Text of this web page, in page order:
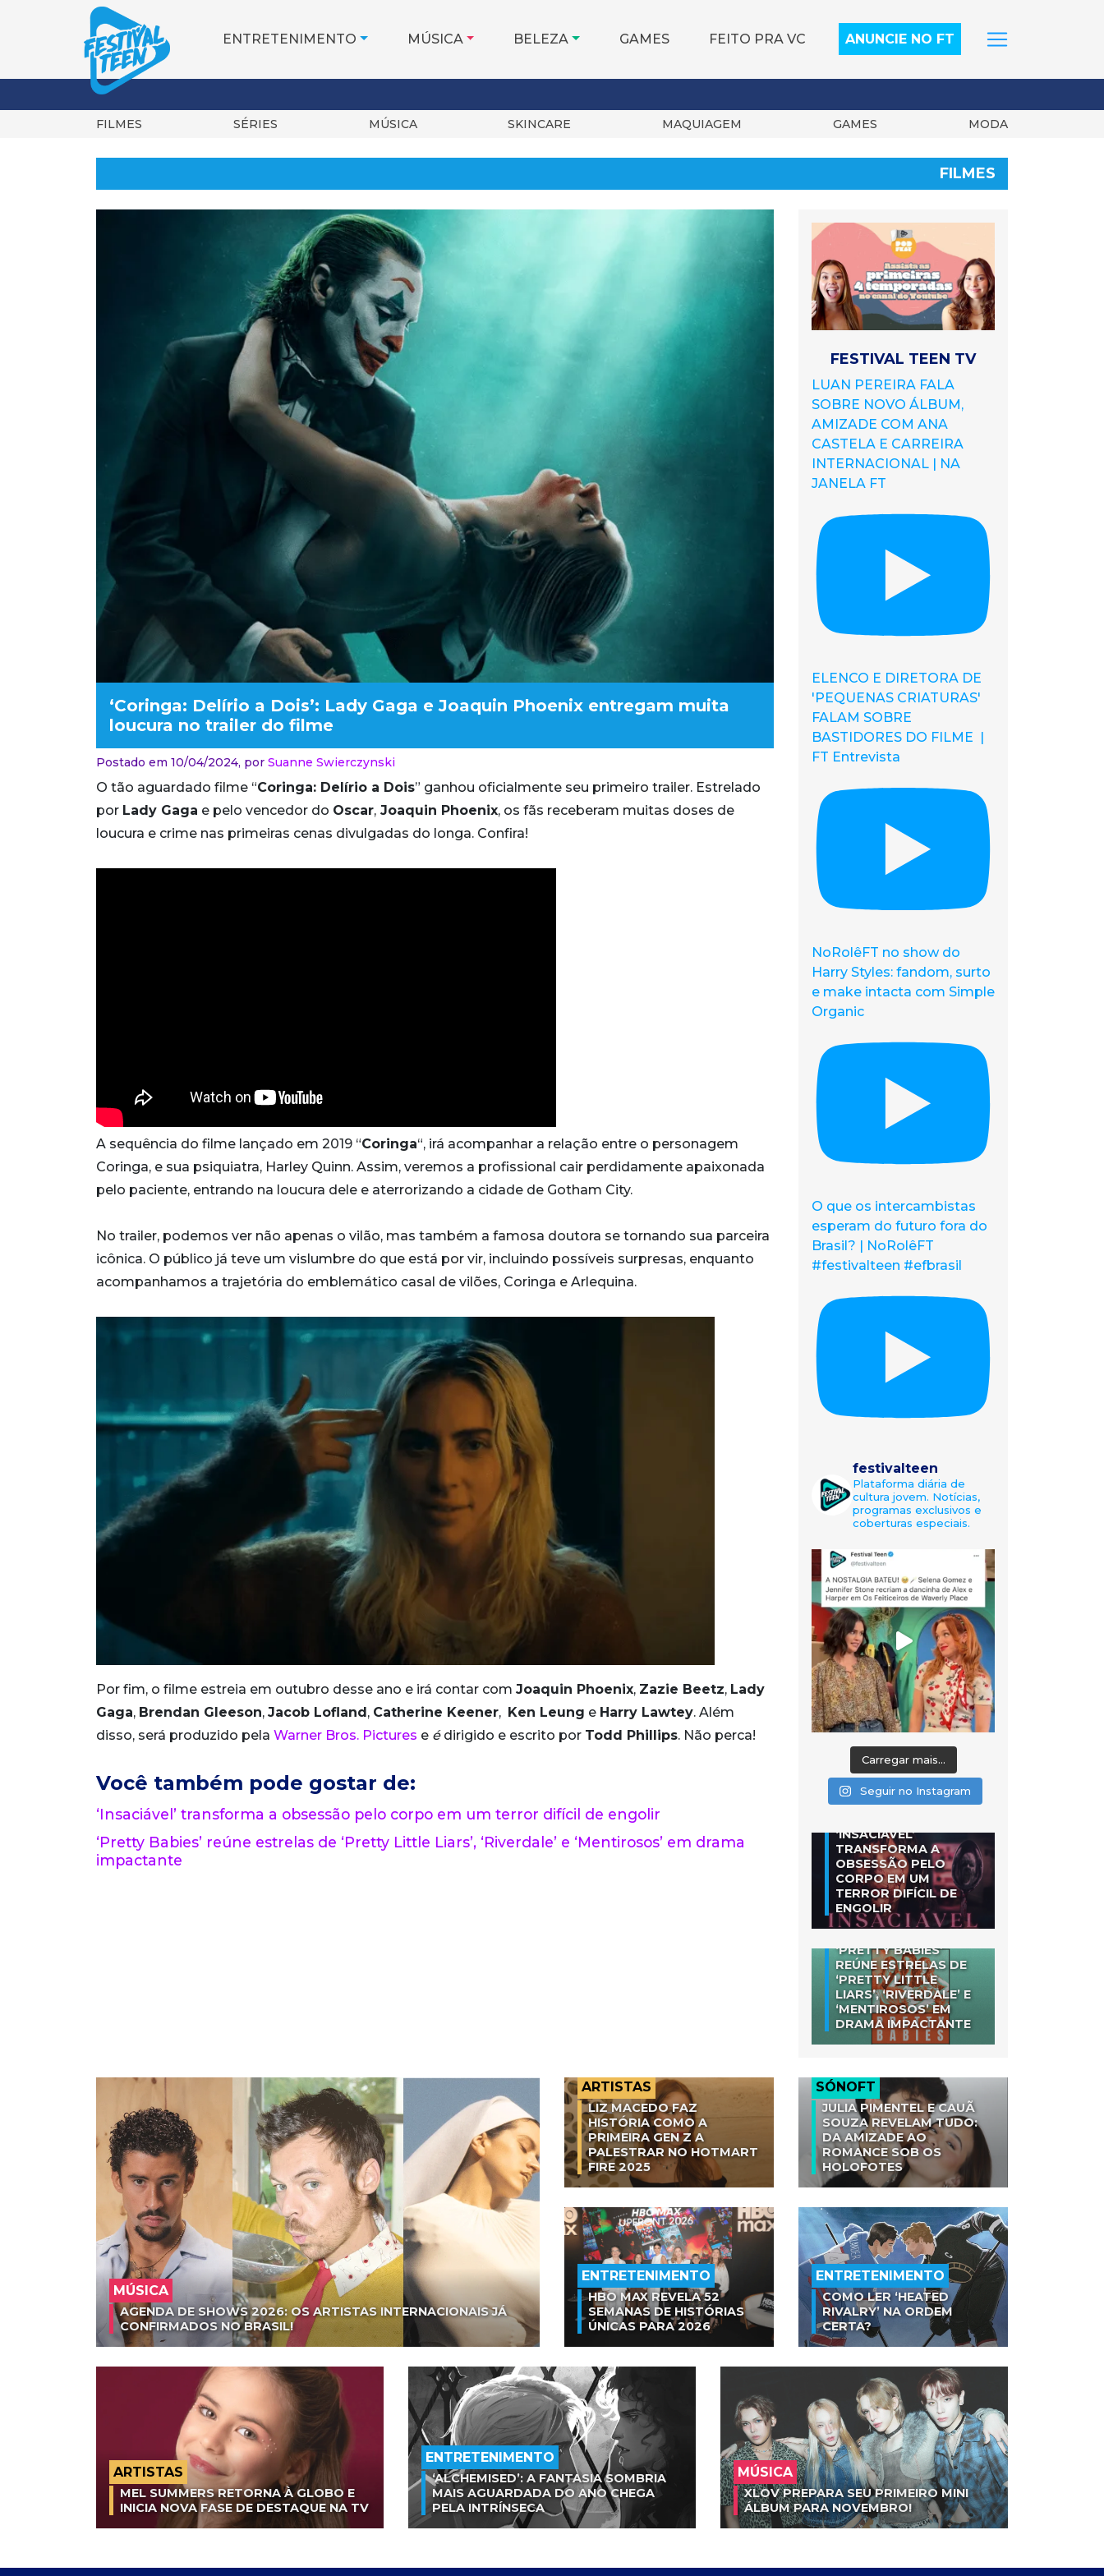
ENTRETENIMENTO MÚSICA BELEZA GAMES FEITO PRA VC ANUNCIE NO FT
FILMES SÉRIES MÚSICA SKINCARE MAQUIAGEM GAMES MODA
FILMES
‘Coringa: Delírio a Dois’: Lady Gaga e Joaquin Phoenix entregam muita
loucura no trailer do filme
Postado em 10/04/2024, por Suanne Swierczynski
O tão aguardado filme “Coringa: Delírio a Dois” ganhou oficialmente seu primeiro trailer. Estrelado
por Lady Gaga e pelo vencedor do Oscar, Joaquin Phoenix, os fãs receberam muitas doses de
loucura e crime nas primeiras cenas divulgadas do longa. Confira!
A sequência do filme lançado em 2019 “Coringa“, irá acompanhar a relação entre o personagem
Coringa, e sua psiquiatra, Harley Quinn. Assim, veremos a profissional cair perdidamente apaixonada
pelo paciente, entrando na loucura dele e aterrorizando a cidade de Gotham City.
No trailer, podemos ver não apenas o vilão, mas também a famosa doutora se tornando sua parceira
icônica. O público já teve um vislumbre do que está por vir, incluindo possíveis surpresas, enquanto
acompanhamos a trajetória do emblemático casal de vilões, Coringa e Arlequina.
Por fim, o filme estreia em outubro desse ano e irá contar com Joaquin Phoenix, Zazie Beetz, Lady
Gaga, Brendan Gleeson, Jacob Lofland, Catherine Keener, Ken Leung e Harry Lawtey. Além
disso, será produzido pela Warner Bros. Pictures e é dirigido e escrito por Todd Phillips. Não perca!
Você também pode gostar de:
‘Insaciável’ transforma a obsessão pelo corpo em um terror difícil de engolir
‘Pretty Babies’ reúne estrelas de ‘Pretty Little Liars’, ‘Riverdale’ e ‘Mentirosos’ em drama
impactante
FESTIVAL TEEN TV
LUAN PEREIRA FALA
SOBRE NOVO ÁLBUM,
AMIZADE COM ANA
CASTELA E CARREIRA
INTERNACIONAL | NA
JANELA FT
ELENCO E DIRETORA DE
'PEQUENAS CRIATURAS'
FALAM SOBRE
BASTIDORES DO FILME |
FT Entrevista
NoRolêFT no show do
Harry Styles: fandom, surto
e make intacta com Simple
Organic
O que os intercambistas
esperam do futuro fora do
Brasil? | NoRolêFT
#festivalteen #efbrasil
festivalteen
Plataforma diária de
cultura jovem. Notícias,
programas exclusivos e
coberturas especiais.
Carregar mais...
Seguir no Instagram
‘INSACIÁVEL’
TRANSFORMA A
OBSESSÃO PELO
CORPO EM UM
TERROR DIFÍCIL DE
ENGOLIR
‘PRETTY BABIES’
REÚNE ESTRELAS DE
‘PRETTY LITTLE
LIARS’, ‘RIVERDALE’ E
‘MENTIROSOS’ EM
DRAMA IMPACTANTE
MÚSICA
AGENDA DE SHOWS 2026: OS ARTISTAS INTERNACIONAIS JÁ
CONFIRMADOS NO BRASIL!
ARTISTAS
LIZ MACEDO FAZ
HISTÓRIA COMO A
PRIMEIRA GEN Z A
PALESTRAR NO HOTMART
FIRE 2025
SÓNOFT
JULIA PIMENTEL E CAUÃ
SOUZA REVELAM TUDO:
DA AMIZADE AO
ROMANCE SOB OS
HOLOFOTES
ENTRETENIMENTO
HBO MAX REVELA 52
SEMANAS DE HISTÓRIAS
ÚNICAS PARA 2026
ENTRETENIMENTO
COMO LER ‘HEATED
RIVALRY’ NA ORDEM
CERTA?
ARTISTAS
MEL SUMMERS RETORNA À GLOBO E
INICIA NOVA FASE DE DESTAQUE NA TV
ENTRETENIMENTO
‘ALCHEMISED’: A FANTASIA SOMBRIA
MAIS AGUARDADA DO ANO CHEGA
PELA INTRÍNSECA
MÚSICA
XLOV PREPARA SEU PRIMEIRO MINI
ÁLBUM PARA NOVEMBRO!